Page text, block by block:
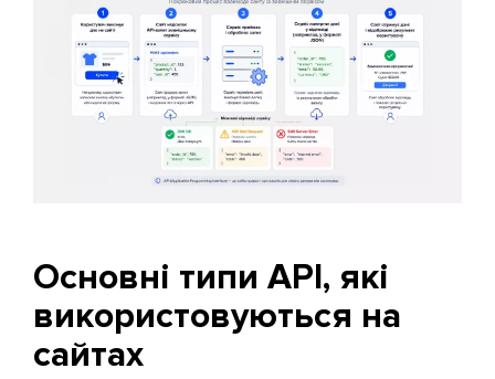
Основні типи API, які
використовуються на
сайтах